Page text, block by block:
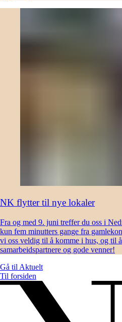
NK flytter til nye lokaler
Fra og med 9. juni treffer du oss i
kun fem minutters gange fra
vi oss veldig til å komme i hus, og til
samarbeidspartnere og gode venner!
Gå til Aktuelt
Til forsiden